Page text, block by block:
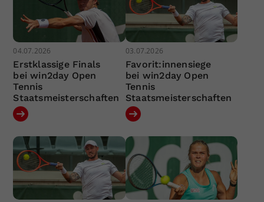
04.07.2026
Erstklassige Finals
bei win2day Open
Tennis
Staatsmeisterschaften
03.07.2026
Favorit:innensiege
bei win2day Open
Tennis
Staatsmeisterschaften